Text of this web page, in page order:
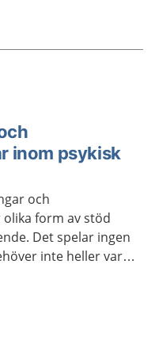
inom psykisk
och
form av stöd
inte heller vara